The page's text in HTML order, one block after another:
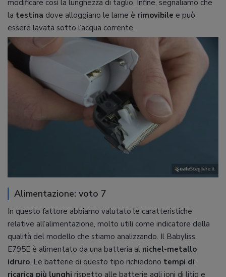
modificare così la lunghezza di taglio. Infine, segnaliamo che
la testina dove alloggiano le lame è rimovibile e può
essere lavata sotto l’acqua corrente.
Alimentazione: voto 7
In questo fattore abbiamo valutato le caratteristiche
relative all’alimentazione, molto utili come indicatore della
qualità del modello che stiamo analizzando. Il Babyliss
E795E è alimentato da una batteria al nichel-metallo
idruro. Le batterie di questo tipo richiedono tempi di
ricarica più lunghi rispetto alle batterie agli ioni di litio e